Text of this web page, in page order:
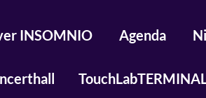
INSOMNIO Agenda